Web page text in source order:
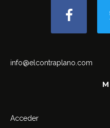
info@elcontraplano.com
Acceder